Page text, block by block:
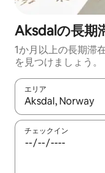
Aksdalの長期
1か月以上の長期滞
を見つけましょう。
エリア
検索結果が表示さ
チェックイン